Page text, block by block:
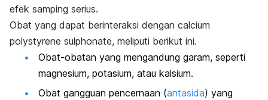
efek samping serius.
Obat yang dapat berinteraksi dengan calcium
polystyrene sulphonate, meliputi berikut ini.
Obat-obatan yang mengandung garam, seperti
magnesium, potasium, atau kalsium.
Obat gangguan pencernaan (antasida) yang